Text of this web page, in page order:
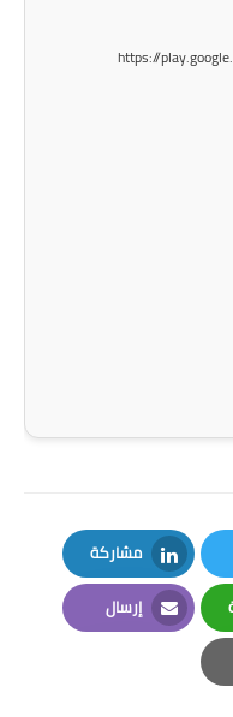
الابتدائية
المتوسطة
الاعدادية
انشاء
https://
مشاركة
LinkedIn
إرسال
Email